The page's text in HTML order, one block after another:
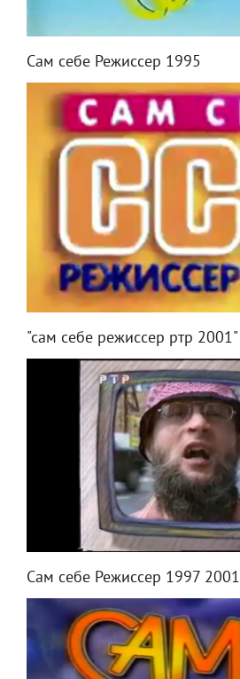
Сам себе Режиссер 1995
"сам себе режиссер ртр 2001"
Сам себе Режиссер 1997 2001